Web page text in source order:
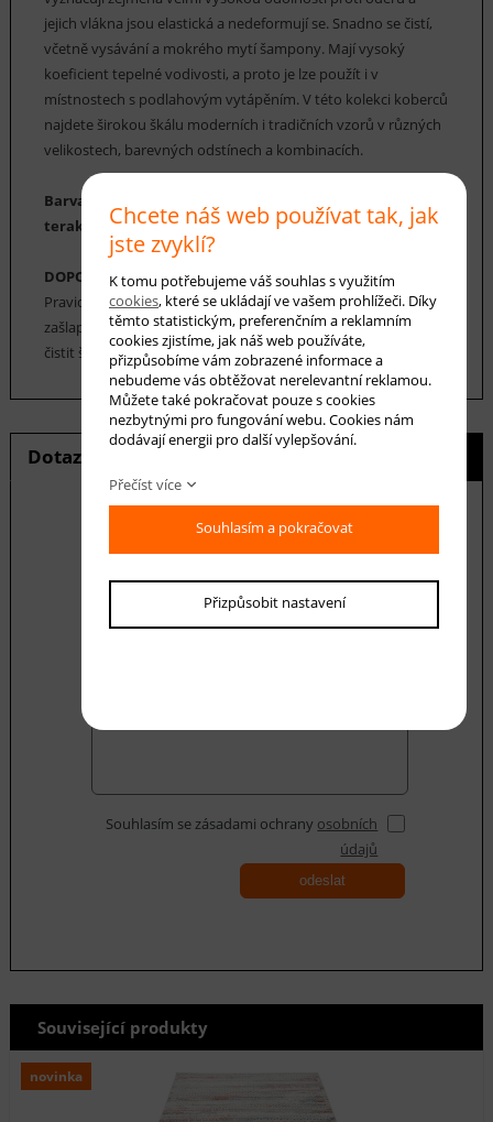
jejich vlákna jsou elastická a nedeformují se. Snadno se čistí,
včetně vysávání a mokrého mytí šampony. Mají vysoký
koeficient tepelné vodivosti, a proto je lze použít i v
místnostech s podlahovým vytápěním. V této kolekci koberců
najdete širokou škálu moderních i tradičních vzorů v různých
velikostech, barevných odstínech a kombinacích.
Barva koberce: smetanová, šedá, modrá, lososová,
terakota, béžová
DOPORUČENÁ ÚDRŽBA:
Pravidelné vysávání nečistot z koberce, aby se zabránilo jejich
zašlapání do koberce. Cca jednou za 12-18 měsíců je možné
čistit šamponováním nebo parním čištěním.
Dotaz na produkt Hlídání ceny
Souhlasím se zásadami ochrany osobních
údajů
odeslat
Související produkty
novinka
Chcete náš web používat tak, jak
jste zvyklí?
K tomu potřebujeme váš souhlas s využitím
cookies, které se ukládají ve vašem prohlížeči. Díky
těmto statistickým, preferenčním a reklamním
cookies zjistíme, jak náš web používáte,
přizpůsobíme vám zobrazené informace a
nebudeme vás obtěžovat nerelevantní reklamou.
Můžete také pokračovat pouze s cookies
nezbytnými pro fungování webu. Cookies nám
dodávají energii pro další vylepšování.
Přečíst více
Souhlasím a pokračovat
Přizpůsobit nastavení